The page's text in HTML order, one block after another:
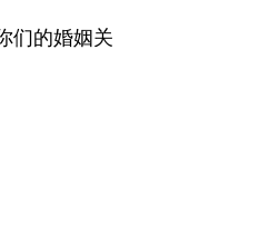
们的婚姻关